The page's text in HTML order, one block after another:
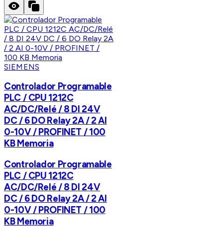
SIEMENS
Controlador Programable
PLC / CPU 1212C
AC/DC/Relé / 8 DI 24V
DC / 6 DO Relay 2A / 2 AI
0-10V / PROFINET / 100
KB Memoria
Controlador Programable
PLC / CPU 1212C
AC/DC/Relé / 8 DI 24V
DC / 6 DO Relay 2A / 2 AI
0-10V / PROFINET / 100
KB Memoria